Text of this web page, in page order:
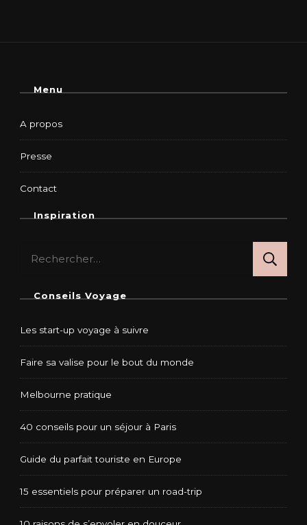
Menu
A propos
Presse
Contact
Inspiration
Conseils Voyage
Les start-up voyage à suivre
Faire sa valise pour le bout du monde
Melbourne pratique
40 conseils pour un séjour à Paris
Guide du parfait touriste en Europe
15 essentiels pour préparer un road-trip